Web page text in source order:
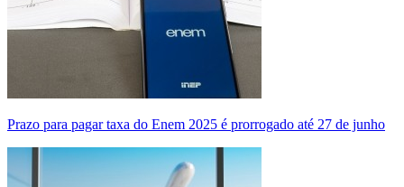
Prazo para pagar taxa do Enem 2025 é prorrogado até 27 de junho